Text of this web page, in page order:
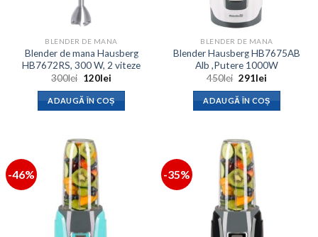
BLENDER DE MANA
Blender de mana Hausberg
HB7672RS, 300 W, 2 viteze
300lei Prețul
a
fost:
300lei.
120leiPrețul
este:
120lei.
ADAUGĂ ÎN COȘ
BLENDER DE MANA
Blender Hausberg HB7675AB
Alb ,Putere 1000W
450lei Prețul
a
fost:
450lei.
291leiPrețul
este:
291lei.
ADAUGĂ ÎN COȘ
-46% -35%